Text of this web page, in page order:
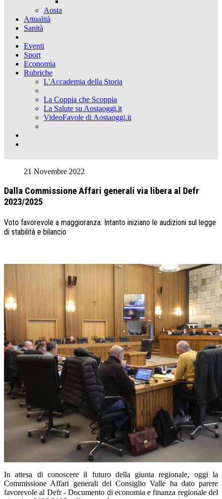
Aosta
Attualità
Sanità
Eventi
Sport
Economia
Rubriche
L'Accademia della Storia
La Coppia che Scoppia
La Salute su Aostaoggi.it
VideoFavole di Aostaoggi.it
21 Novembre 2022
Dalla Commissione Affari generali via libera al Defr
2023/2025
Voto favorevole a maggioranza. Intanto iniziano le audizioni sul legge
di stabilità e bilancio
In attesa di conoscere il futuro della giunta regionale, oggi la
Commissione Affari generali del Consiglio Valle ha dato parere
favorevole al Defr - Documento di economia e finanza regionale del